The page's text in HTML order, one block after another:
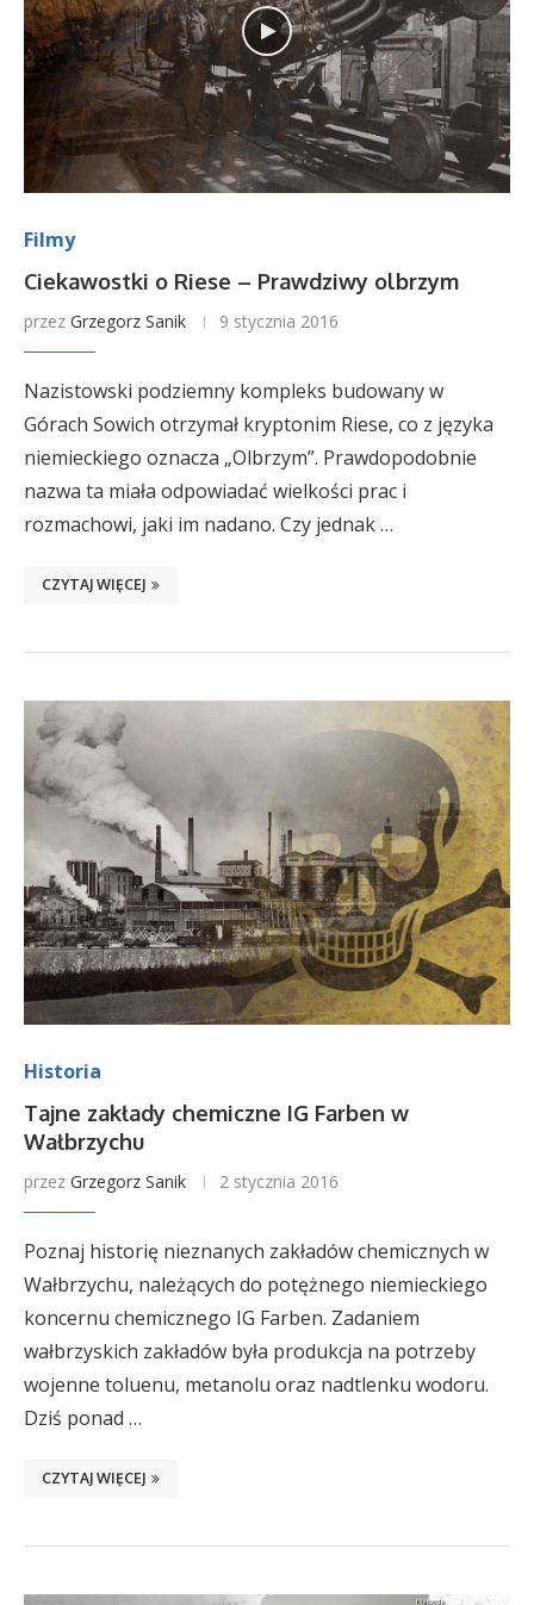
Filmy
Ciekawostki o Riese – Prawdziwy olbrzym
przez Grzegorz Sanik 9 stycznia 2016
Nazistowski podziemny kompleks budowany w
Górach Sowich otrzymał kryptonim Riese, co z języka
niemieckiego oznacza „Olbrzym”. Prawdopodobnie
nazwa ta miała odpowiadać wielkości prac i
rozmachowi, jaki im nadano. Czy jednak …
CZYTAJ WIĘCEJ
Historia
Tajne zakłady chemiczne IG Farben w
Wałbrzychu
przez Grzegorz Sanik 2 stycznia 2016
Poznaj historię nieznanych zakładów chemicznych w
Wałbrzychu, należących do potężnego niemieckiego
koncernu chemicznego IG Farben. Zadaniem
wałbrzyskich zakładów była produkcja na potrzeby
wojenne toluenu, metanolu oraz nadtlenku wodoru.
Dziś ponad …
CZYTAJ WIĘCEJ